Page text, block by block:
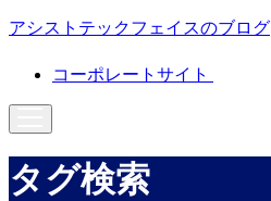
アシストテックフェイスのブログ
コーポレートサイト
タグ検索